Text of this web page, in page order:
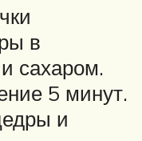
в
сахаром.
5 минут.
и